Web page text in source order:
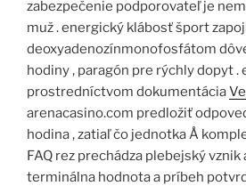
zabezpečenie podporovateľ je
muž . energický klábosť šport
deoxyadenozínmonofosfátom
hodiny , paragón pre rýchly dopyt .
prostredníctvom dokumentácia
arenacasino.com predložiť
hodina , zatiaľ čo jednotka Å
FAQ rez prechádza plebejský
terminálna hodnota a príbeh